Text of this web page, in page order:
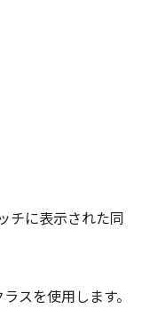
チに表示された同
スを使用します。